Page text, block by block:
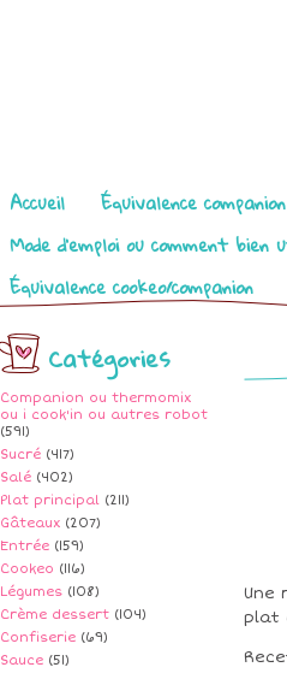
Pages
Accueil Équivalence
Mode d’emploi ou comment bien
Équivalence cookeo/companion
Catégories
Companion ou thermomix
ou i cook'in ou autres robot
(591)
Sucré (417)
Salé (402)
Plat principal (211)
Gâteaux (207)
Entrée (159)
Cookeo (116)
Légumes (108)
Crème dessert (104)
Confiserie (69)
Sauce (51)
Une
plat